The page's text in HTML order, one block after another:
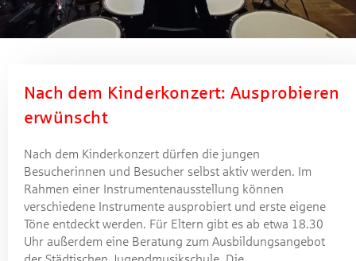
Nach dem Kinderkonzert: Ausprobieren
erwünscht
Nach dem Kinderkonzert dürfen die jungen
Besucherinnen und Besucher selbst aktiv werden. Im
Rahmen einer Instrumentenausstellung können
verschiedene Instrumente ausprobiert und erste eigene
Töne entdeckt werden. Für Eltern gibt es ab etwa 18.30
Uhr außerdem eine Beratung zum Ausbildungsangebot